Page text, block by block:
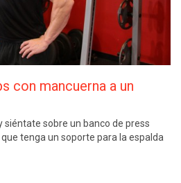
con mancuerna a un
siéntate sobre un banco de press
tenga un soporte para la espalda